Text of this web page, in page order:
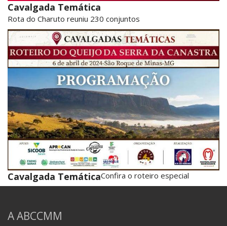
Cavalgada Temática
Rota do Charuto reuniu 230 conjuntos
Cavalgada TemáticaConfira o roteiro especial
A ABCCMM